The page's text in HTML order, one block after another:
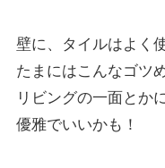
壁に、タイルはよく
たまにはこんなゴツ
リビングの一面とか
優雅でいいかも！